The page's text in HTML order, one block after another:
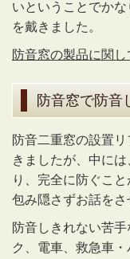
いということでか
を戴きました。
防音窓の製品に関
防音窓で防音
防音二重窓の設置
きましたが、中に
り、完全に防ぐこ
包み隠さずお話をさ
防音しきれない苦
ク、電車、救急車